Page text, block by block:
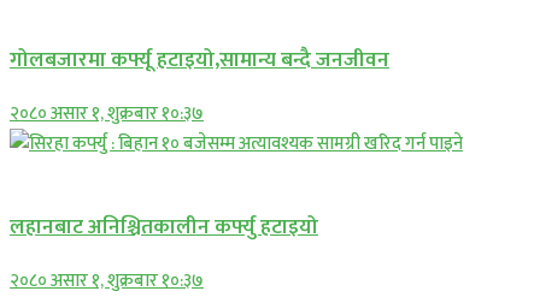
गोलबजारमा कर्फ्यू हटाइयो,सामान्य बन्दै जनजीवन
२०८० असार १, शुक्रबार १०:३७
लहानबाट अनिश्चितकालीन कर्फ्यु हटाइयो
२०८० असार १, शुक्रबार १०:३७